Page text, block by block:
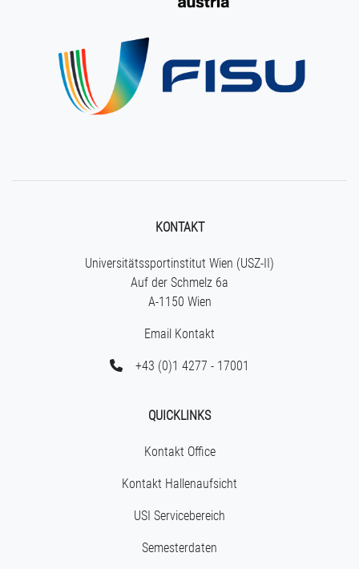
KONTAKT
Universitätssportinstitut Wien (USZ-II)
Auf der Schmelz 6a
A-1150 Wien
Email Kontakt
+43 (0)1 4277 - 17001
QUICKLINKS
Kontakt Office
Kontakt Hallenaufsicht
USI Servicebereich
Semesterdaten